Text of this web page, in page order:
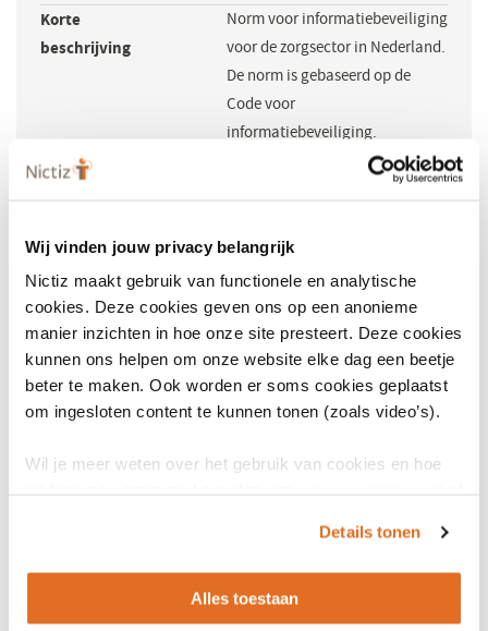
Wij vinden jouw privacy belangrijk
Nictiz maakt gebruik van functionele en analytische
cookies. Deze cookies geven ons op een anonieme
manier inzichten in hoe onze site presteert. Deze cookies
kunnen ons helpen om onze website elke dag een beetje
beter te maken. Ook worden er soms cookies geplaatst
om ingesloten content te kunnen tonen (zoals video’s).
Wil je meer weten over het gebruik van cookies en hoe
Details tonen
Alles toestaan
Korte
beschrijving
Norm voor informatiebeveiliging
voor de zorgsector in Nederland.
De norm is gebaseerd op de
Code voor
informatiebeveiliging.
Maakt gebruik
Beheerder (NL) NEN(opent
in
een
nieuw
venster)
Licentie nodig Ja
Specificatie NEN7510 Specificatiedocument(opent
Wikipedia NEN7510(opent
een
venster)